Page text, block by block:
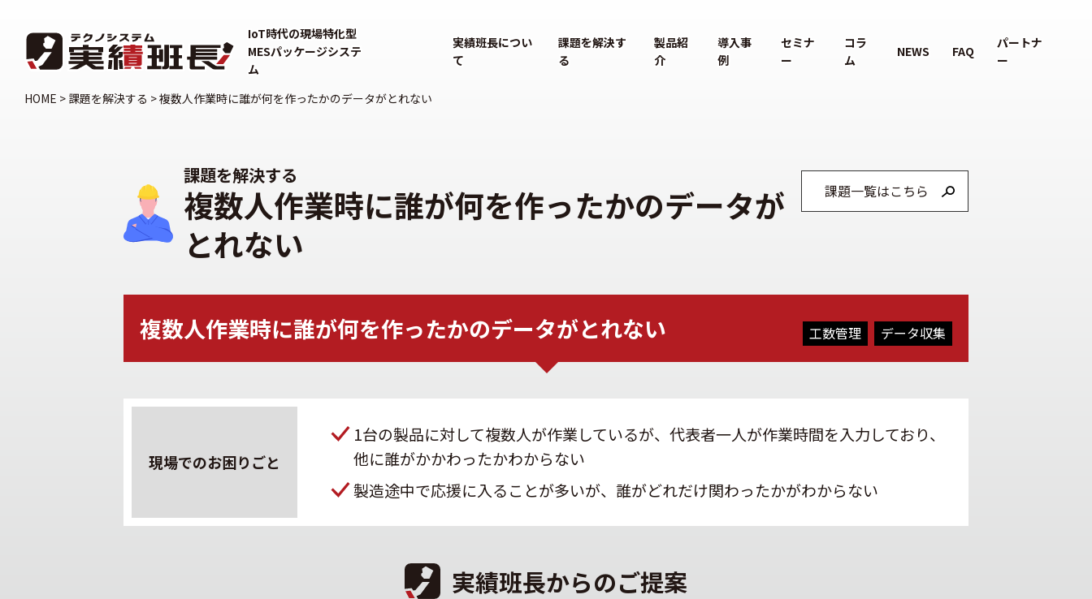
IoT時代の現場特化型
MESパッケージシステ
ム
実績班長につい
て
課題を解決す
る
製品紹
介
導入事
例
セミナ
ー
コラ
ム
NEWS FAQ
パートナ
ー
HOME > 課題を解決する >複数人作業時に誰が何を作ったかのデータがとれない
課題を解決する
複数人作業時に誰が何を作ったかのデータが
とれない
課題一覧はこちら
複数人作業時に誰が何を作ったかのデータがとれない 工数管理 データ収集
現場でのお困りごと
1台の製品に対して複数人が作業しているが、代表者一人が作業時間を入力しており、
他に誰がかかわったかわからない
製造途中で応援に入ることが多いが、誰がどれだけ関わったかがわからない
実績班長からのご提案